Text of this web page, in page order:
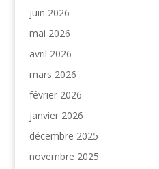
juin 2026
mai 2026
avril 2026
mars 2026
février 2026
janvier 2026
décembre 2025
novembre 2025